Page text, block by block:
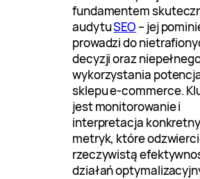
fundamentem
audytuSEO – jej
prowadzi do
decyzji oraz
wykorzystania
sklepu e-commerce.
jest monitorowanie i
interpretacja
metryk, które
rzeczywistą
działań